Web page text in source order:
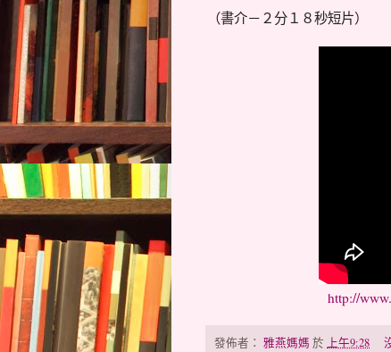
（書介－２分１８秒短片）
http://
發佈者： 雅燕媽媽 於 上午9:28